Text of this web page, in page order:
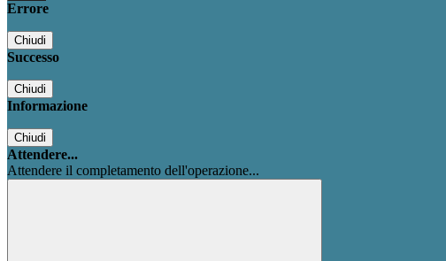
Errore
Chiudi
Successo
Chiudi
Informazione
Chiudi
Attendere...
Attendere il completamento dell'operazione...